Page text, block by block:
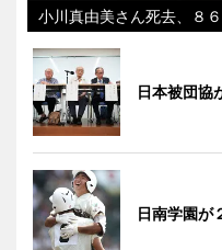
小川真由美さん死去、８
日本被団協
日南学園